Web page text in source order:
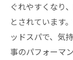
ぐれやすくなり
とされています
ッドスパで、気
事のパフォーマ